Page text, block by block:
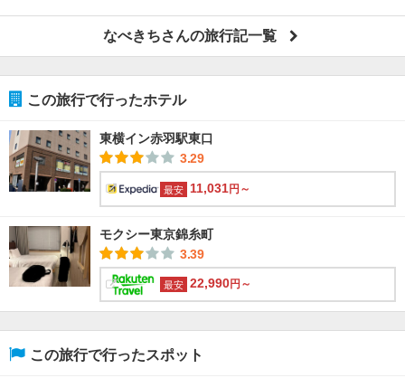
なべきちさんの旅行記一覧
この旅行で行ったホテル
東横イン赤羽駅東口
3.29
最安 11,031円～
モクシー東京錦糸町
3.39
最安 22,990円～
この旅行で行ったスポット